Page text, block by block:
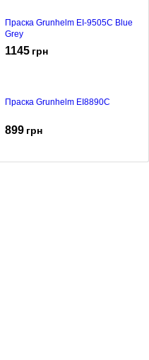
Праска Grunhelm EI-9505C Blue
Grey
1145 грн
Праска Grunhelm EI8890C
899 грн